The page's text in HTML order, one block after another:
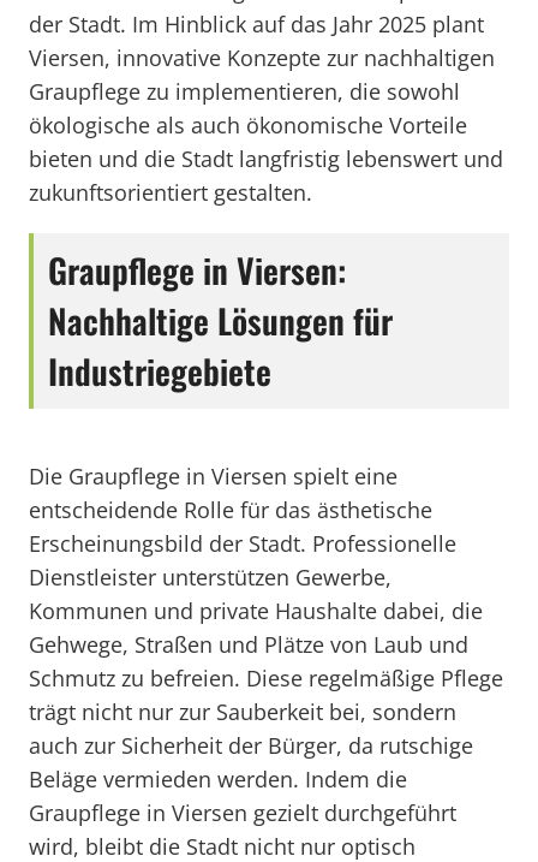
der Stadt. Im Hinblick auf das Jahr 2025 plant
Viersen, innovative Konzepte zur nachhaltigen
Graupflege zu implementieren, die sowohl
ökologische als auch ökonomische Vorteile
bieten und die Stadt langfristig lebenswert und
zukunftsorientiert gestalten.
Graupflege in Viersen:
Nachhaltige Lösungen für
Industriegebiete
Die Graupflege in Viersen spielt eine
entscheidende Rolle für das ästhetische
Erscheinungsbild der Stadt. Professionelle
Dienstleister unterstützen Gewerbe,
Kommunen und private Haushalte dabei, die
Gehwege, Straßen und Plätze von Laub und
Schmutz zu befreien. Diese regelmäßige Pflege
trägt nicht nur zur Sauberkeit bei, sondern
auch zur Sicherheit der Bürger, da rutschige
Beläge vermieden werden. Indem die
Graupflege in Viersen gezielt durchgeführt
wird, bleibt die Stadt nicht nur optisch